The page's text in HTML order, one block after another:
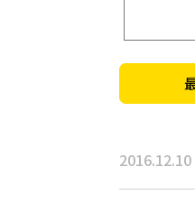
2016.12.10